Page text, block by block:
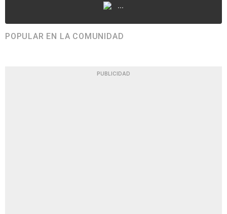
...
POPULAR EN LA COMUNIDAD
PUBLICIDAD